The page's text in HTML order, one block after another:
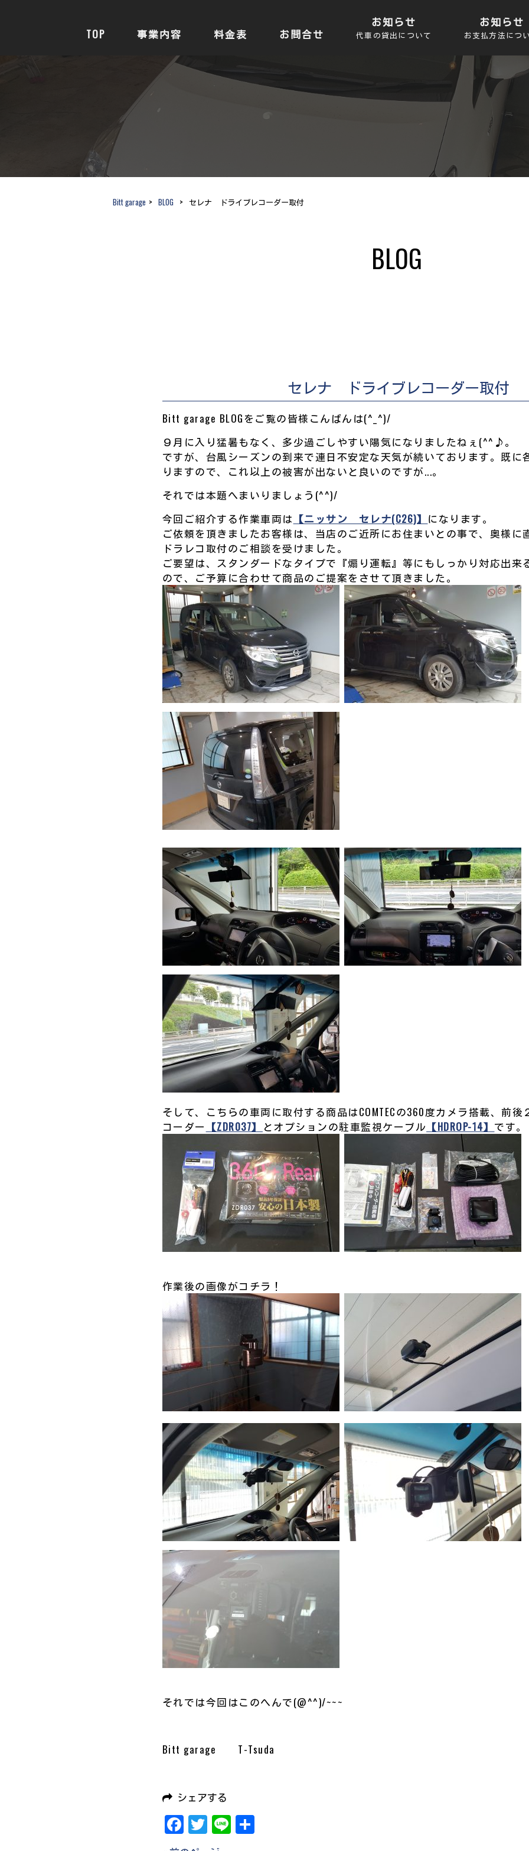
TOP 事業内容 料金表 お問合せ
お知らせ
代車の貸出について
お知らせ
お支払方法につ
Bitt garage > BLOG > セレナ ドライブレコーダー取付
BLOG
セレナ ドライブレコーダー取付
Bitt garage BLOGをご覧の皆様こんばんは(^_^)/
９月に入り猛暑もなく、多少過ごしやすい陽気になりましたねぇ(^^♪。
ですが、台風シーズンの到来で連日不安定な天気が続いております。既に
りますので、これ以上の被害が出ないと良いのですが...。
それでは本題へまいりましょう(^^)/
今回ご紹介する作業車両は 【ニッサン セレナ(C26)】 になります。
ご依頼を頂きましたお客様は、当店のご近所にお住まいとの事で、奥様に
ドラレコ取付のご相談を受けました。
ご要望は、スタンダードなタイプで『煽り運転』等にもしっかり対応出来
ので、ご予算に合わせて商品のご提案をさせて頂きました。
そして、こちらの車両に取付する商品はCOMTECの360度カメラ搭載、前
コーダー 【ZDR037】 とオプションの駐車監視ケーブル 【HDROP-14】 です。
作業後の画像がコチラ！
それでは今回はこのへんで(@^^)/~~~
Bitt garage T-Tsuda
シェアする
Facebook
Twitter
Line共